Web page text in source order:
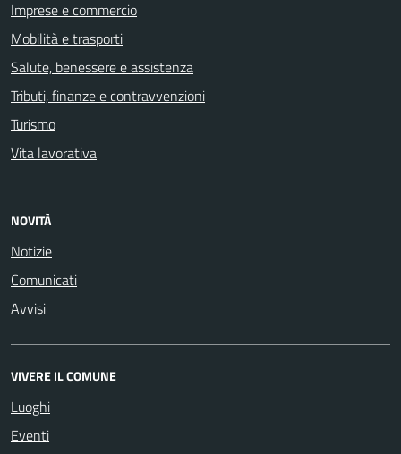
Imprese e commercio
Mobilità e trasporti
Salute, benessere e assistenza
Tributi, finanze e contravvenzioni
Turismo
Vita lavorativa
NOVITÀ
Notizie
Comunicati
Avvisi
VIVERE IL COMUNE
Luoghi
Eventi